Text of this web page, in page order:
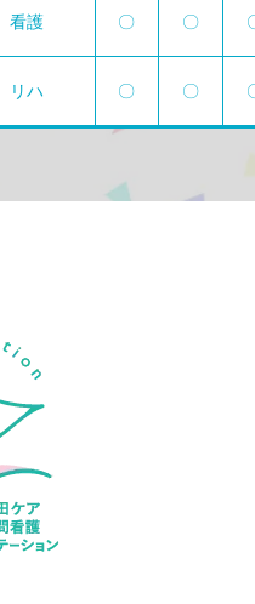
看護 〇 〇
リハ 〇 〇